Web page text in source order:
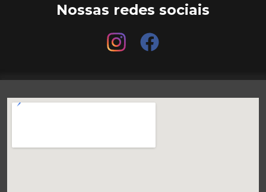
Nossas redes sociais